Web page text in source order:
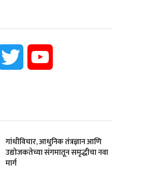
Instagram Twitter
गांधीविचार, आधुनिक तंत्रज्ञान आणि
उद्योजकतेच्या संगमातून समृद्धीचा नवा
मार्ग